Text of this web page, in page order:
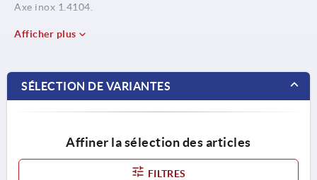
Axe inox 1.4104.
Afficher plus
SÉLECTION DE VARIANTES
Affiner la sélection des articles
FILTRES